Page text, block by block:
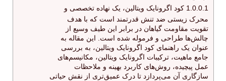
1.0.0.1 کود اگرونایک ویتالین، یک نهاده تخصصی و
محرک زیستی ضد تنش قدرتمند است که با هدف
تقویت مقاومت گیاهان در برابر این طیف وسیع از
چالش‌ها طراحی و فرموله شده است. این مقاله به
عنوان یک راهنمای کود اگرونایک ویتالین، به بررسی
جامع ماهیت، ترکیبات اگرونایک ویتالین، مکانیسم‌های
عمل پیچیده، روش‌های کاربرد بهینه و ملاحظات
سازگاری آن می‌پردازد تا درک عمیق‌تری از نقش حیاتی